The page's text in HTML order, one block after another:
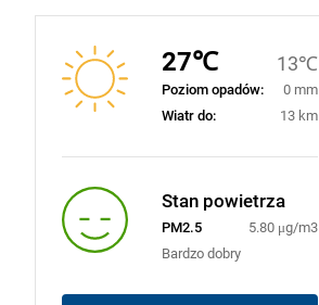
27℃ 13℃
Poziom opadów:
0 mm
Wiatr do:
13 km
Stan powietrza
PM2.5
5.80 μg/m3
Bardzo dobry